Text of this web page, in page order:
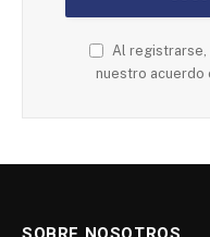
Al
nuestro acuerdo